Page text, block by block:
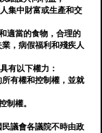
集中財富或生產和交
適當的食物，合理的
，病假福利和殘疾人
有以下權力：
有權和控制權，並就
制權。
議會各議院不時由政